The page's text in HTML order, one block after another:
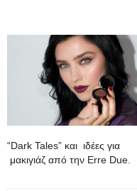
“Dark Tales” και ιδέες για
μακιγιάζ από την Erre Due.